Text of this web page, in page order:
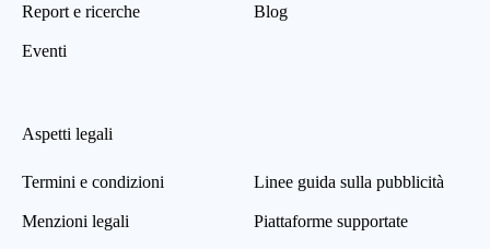
Report e ricerche
Eventi
Blog
Aspetti legali
Termini e condizioni
Menzioni legali
Linee guida sulla pubblicità
Piattaforme supportate